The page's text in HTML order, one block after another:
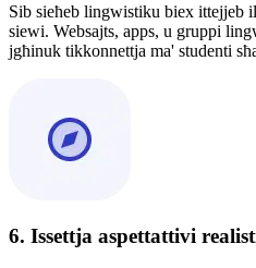
Sib sieħeb lingwistiku biex ittejjeb
siewi. Websajts, apps, u gruppi
jgħinuk tikkonnettja ma' studenti
6. Issettja aspettattivi